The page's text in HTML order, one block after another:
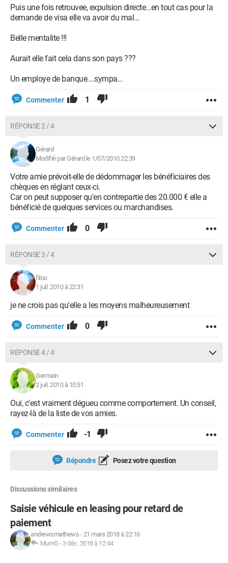
Puis une fois retrouvee, expulsion directe...en tout cas pour la
demande de visa elle va avoir du mal...
Belle mentalite !!!
Aurait elle fait cela dans son pays ???
Un employe de banque....sympa...
Commenter 1
RÉPONSE 2 / 4
Gérard
Modifié par Gérard le 1/07/2010 22:39
Votre amie prévoit-elle de dédommager les bénéficiaires des
chèques en réglant ceux-ci.
Car on peut supposer qu'en contrepartie des 20.000 € elle a
bénéficié de quelques services ou marchandises.
Commenter 0
RÉPONSE 3 / 4
filou
1 juil. 2010 à 22:31
je ne crois pas qu'elle a les moyens malheureusement
Commenter 0
RÉPONSE 4 / 4
Germain
2 juil. 2010 à 10:51
Oui, c'est vraiment dégueu comme comportement. Un conseil,
rayez-là de la liste de vos amies.
Commenter -1
Répondre Posez votre question
Discussions similaires
Saisie véhicule en leasing pour retard de
paiement
andrewsmathews -21 mars 2018 à 22:16
MumG - 3 déc. 2018 à 12:44